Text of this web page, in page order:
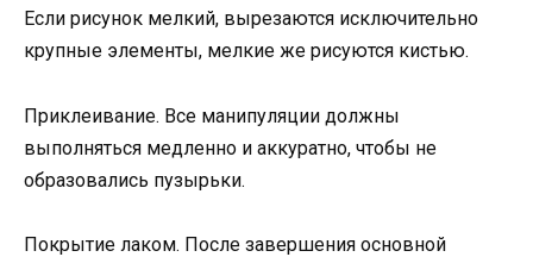
Если рисунок мелкий, вырезаются исключительно
крупные элементы, мелкие же рисуются кистью.
Приклеивание. Все манипуляции должны
выполняться медленно и аккуратно, чтобы не
образовались пузырьки.
Покрытие лаком. После завершения основной